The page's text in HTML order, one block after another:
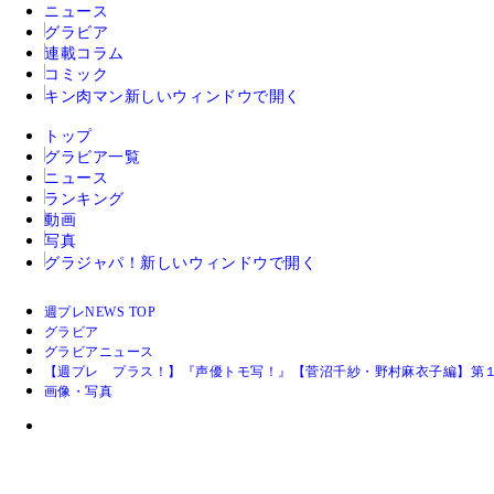
ニュース
グラビア
連載コラム
コミック
キン肉マン 新しいウィンドウで開く
トップ
グラビア一覧
ニュース
ランキング
動画
写真
グラジャパ！ 新しいウィンドウで開く
週プレNEWS TOP
グラビア
グラビアニュース
【週プレ プラス！】『声優トモ写！』【菅沼千紗・野村麻衣子編】第
画像・写真